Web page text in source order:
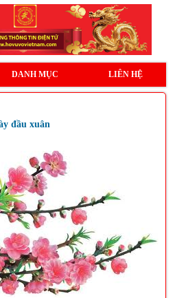
DANH MỤC LIÊN HỆ
đầu xuân